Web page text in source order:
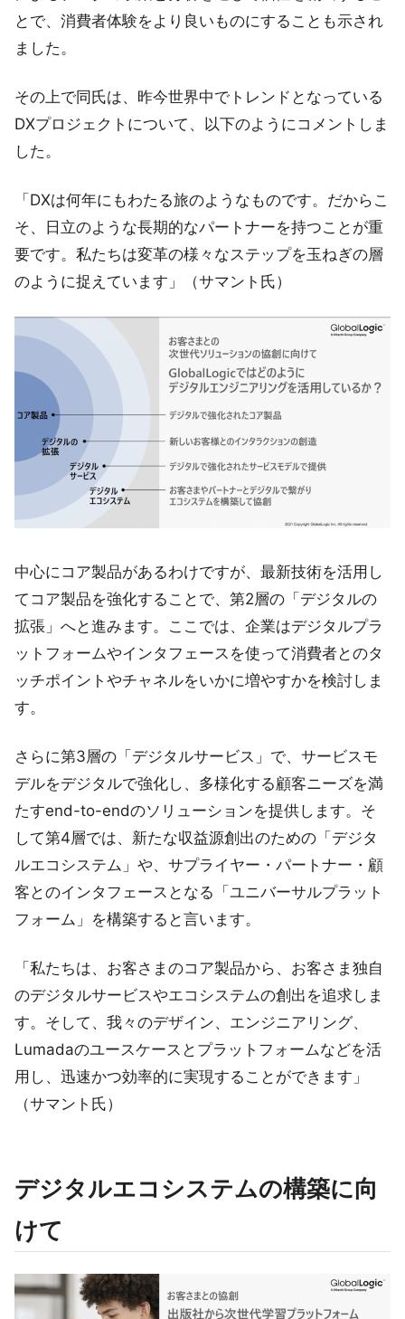
とで、消費者体験をより良いものにすることも示され
ました。
その上で同氏は、昨今世界中でトレンドとなっている
DXプロジェクトについて、以下のようにコメントしま
した。
「DXは何年にもわたる旅のようなものです。だからこ
そ、日立のような長期的なパートナーを持つことが重
要です。私たちは変革の様々なステップを玉ねぎの層
のように捉えています」（サマント氏）
中心にコア製品があるわけですが、最新技術を活用し
てコア製品を強化することで、第2層の「デジタルの
拡張」へと進みます。ここでは、企業はデジタルプラ
ットフォームやインタフェースを使って消費者とのタ
ッチポイントやチャネルをいかに増やすかを検討しま
す。
さらに第3層の「デジタルサービス」で、サービスモ
デルをデジタルで強化し、多様化する顧客ニーズを満
たすend-to-endのソリューションを提供します。そ
して第4層では、新たな収益源創出のための「デジタ
ルエコシステム」や、サプライヤー・パートナー・顧
客とのインタフェースとなる「ユニバーサルプラット
フォーム」を構築すると言います。
「私たちは、お客さまのコア製品から、お客さま独自
のデジタルサービスやエコシステムの創出を追求しま
す。そして、我々のデザイン、エンジニアリング、
Lumadaのユースケースとプラットフォームなどを活
用し、迅速かつ効率的に実現することができます」
（サマント氏）
デジタルエコシステムの構築に向
けて